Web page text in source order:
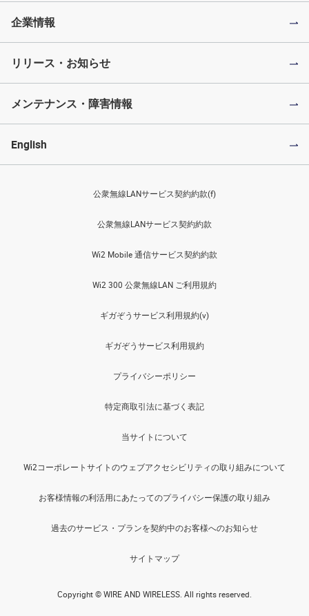
企業情報
リリース・お知らせ
メンテナンス・障害情報
English
公衆無線LANサービス契約約款(f)
公衆無線LANサービス契約約款
Wi2 Mobile 通信サービス契約約款
Wi2 300 公衆無線LAN ご利用規約
ギガぞうサービス利用規約(v)
ギガぞうサービス利用規約
プライバシーポリシー
特定商取引法に基づく表記
当サイトについて
Wi2コーポレートサイトのウェブアクセシビリティの取り組みについて
お客様情報の利活用にあたってのプライバシー保護の取り組み
過去のサービス・プランを契約中のお客様へのお知らせ
サイトマップ
Copyright © WIRE AND WIRELESS. All rights reserved.